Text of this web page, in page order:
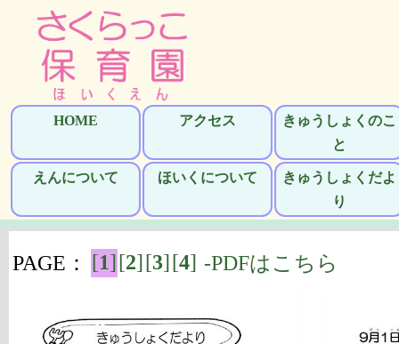
HOME アクセス
きゅうしょくのこ
と
えんについて ほいくについて
きゅうしょくだよ
り
PAGE： [1][2][3][4] -PDFはこちら